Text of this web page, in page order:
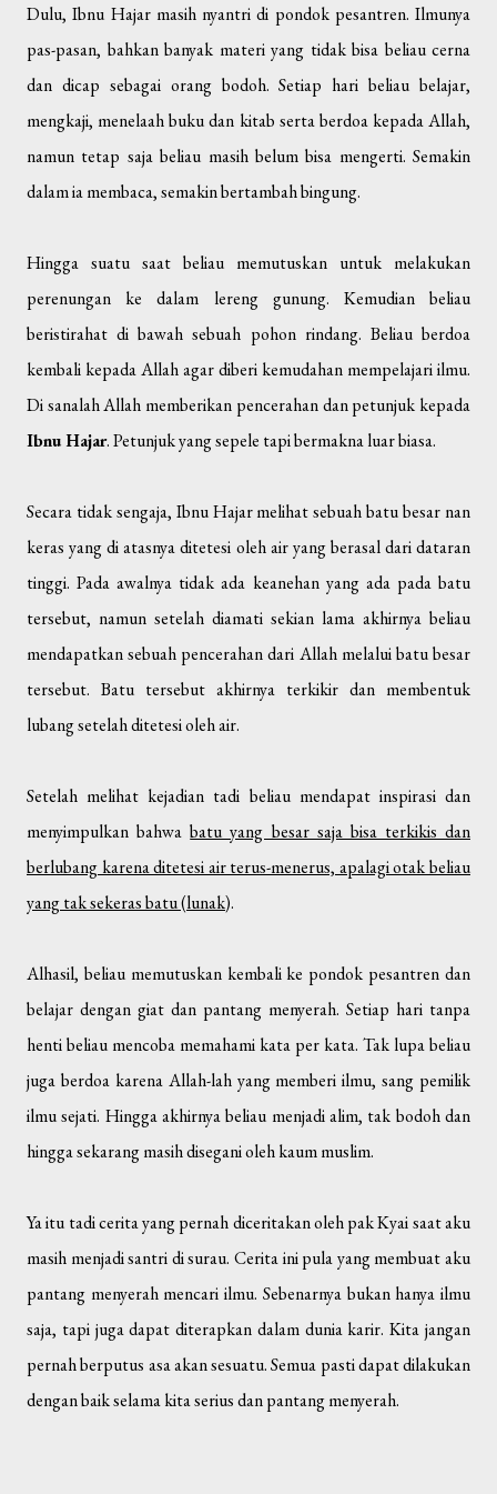
Dulu, Ibnu Hajar masih nyantri di pondok pesantren. Ilmunya
pas-pasan, bahkan banyak materi yang tidak bisa beliau cerna
dan dicap sebagai orang bodoh. Setiap hari beliau belajar,
mengkaji, menelaah buku dan kitab serta berdoa kepada Allah,
namun tetap saja beliau masih belum bisa mengerti. Semakin
dalam ia membaca, semakin bertambah bingung.
Hingga suatu saat beliau memutuskan untuk melakukan
perenungan ke dalam lereng gunung. Kemudian beliau
beristirahat di bawah sebuah pohon rindang. Beliau berdoa
kembali kepada Allah agar diberi kemudahan mempelajari ilmu.
Di sanalah Allah memberikan pencerahan dan petunjuk kepada
Ibnu Hajar. Petunjuk yang sepele tapi bermakna luar biasa.
Secara tidak sengaja, Ibnu Hajar melihat sebuah batu besar nan
keras yang di atasnya ditetesi oleh air yang berasal dari dataran
tinggi. Pada awalnya tidak ada keanehan yang ada pada batu
tersebut, namun setelah diamati sekian lama akhirnya beliau
mendapatkan sebuah pencerahan dari Allah melalui batu besar
tersebut. Batu tersebut akhirnya terkikir dan membentuk
lubang setelah ditetesi oleh air.
Setelah melihat kejadian tadi beliau mendapat inspirasi dan
menyimpulkan bahwabatu yang besar saja bisa terkikis dan
berlubang karena ditetesi air terus-menerus, apalagi otak beliau
yang tak sekeras batu (lunak).
Alhasil, beliau memutuskan kembali ke pondok pesantren dan
belajar dengan giat dan pantang menyerah. Setiap hari tanpa
henti beliau mencoba memahami kata per kata. Tak lupa beliau
juga berdoa karena Allah-lah yang memberi ilmu, sang pemilik
ilmu sejati. Hingga akhirnya beliau menjadi alim, tak bodoh dan
hingga sekarang masih disegani oleh kaum muslim.
Ya itu tadi cerita yang pernah diceritakan oleh pak Kyai saat aku
masih menjadi santri di surau. Cerita ini pula yang membuat aku
pantang menyerah mencari ilmu. Sebenarnya bukan hanya ilmu
saja, tapi juga dapat diterapkan dalam dunia karir. Kita jangan
pernah berputus asa akan sesuatu. Semua pasti dapat dilakukan
dengan baik selama kita serius dan pantang menyerah.